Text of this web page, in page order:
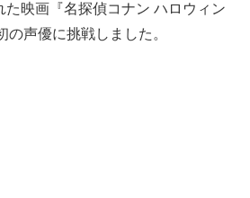
た映画『名探偵コナン ハロウィン
声優に挑戦しました。